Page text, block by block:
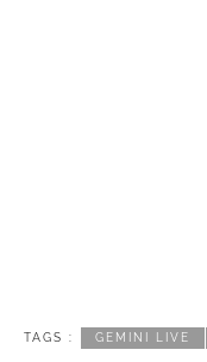
TAGS : GEMINI LIVE